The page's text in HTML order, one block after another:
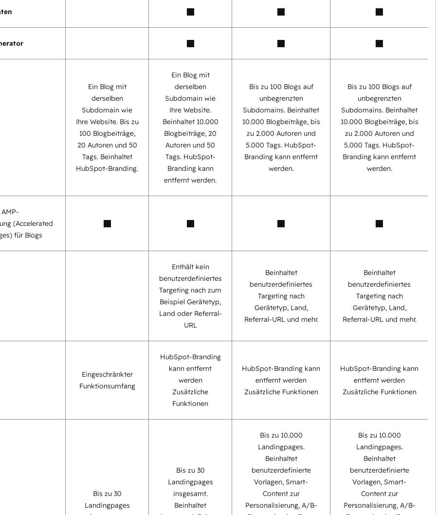
Ein Blog mit
derselben
Subdomain wie
Ihre Website. Bis zu
100 Blogbeiträge,
20 Autoren und 50
Tags. Beinhaltet
HubSpot-Branding.
Ein Blog mit
derselben
Subdomain wie
Ihre Website.
Beinhaltet 10.000
Blogbeiträge, 20
Autoren und 50
Tags. HubSpot-
Branding kann
entfernt werden.
Bis zu 100 Blogs auf
unbegrenzten
Subdomains. Beinhaltet
10.000 Blogbeiträge, bis
zu 2.000 Autoren und
5.000 Tags. HubSpot-
Branding kann entfernt
werden.
Bis zu 100 Blogs auf
unbegrenzten
Subdomains. Beinhaltet
10.000 Blogbeiträge, bis
zu 2.000 Autoren und
5.000 Tags. HubSpot-
Branding kann entfernt
werden.
(Accelerated
für Blogs
Enthält kein
benutzerdefiniertes
Targeting nach zum
Beispiel Gerätetyp,
Land oder Referral-
URL
Beinhaltet
benutzerdefiniertes
Targeting nach
Gerätetyp, Land,
Referral-URL und mehr.
Beinhaltet
benutzerdefiniertes
Targeting nach
Gerätetyp, Land,
Referral-URL und mehr.
Eingeschränkter
Funktionsumfang
HubSpot-Branding
kann entfernt
werden
Zusätzliche
Funktionen
HubSpot-Branding kann
entfernt werden
Zusätzliche Funktionen
HubSpot-Branding kann
entfernt werden
Zusätzliche Funktionen
Bis zu 30
Landingpages
Bis zu 30
Landingpages
insgesamt.
Beinhaltet
Bis zu 10.000
Landingpages.
Beinhaltet
benutzerdefinierte
Vorlagen, Smart-
Content zur
Personalisierung, A/B-
Bis zu 10.000
Landingpages.
Beinhaltet
benutzerdefinierte
Vorlagen, Smart-
Content zur
Personalisierung, A/B-